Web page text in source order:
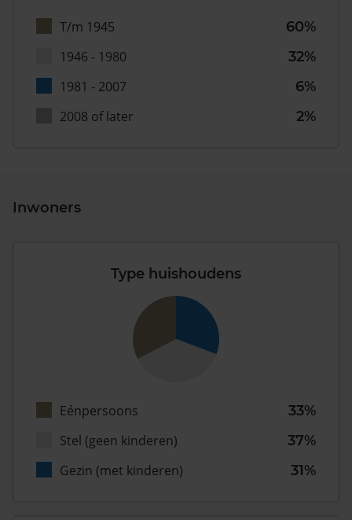
T/m 1945
60%
1946 - 1980
32%
1981 - 2007
6%
2008 of later
2%
Inwoners
Type huishoudens
Eénpersoons
33%
Stel (geen kinderen)
37%
Gezin (met kinderen)
31%